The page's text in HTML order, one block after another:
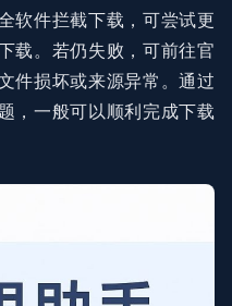
软件拦截下载，可尝试更
载。若仍失败，可前往官
件损坏或来源异常。通过
，一般可以顺利完成下载